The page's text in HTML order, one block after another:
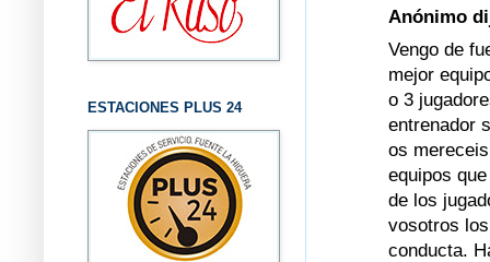
Anónimo
Vengo de
mejor
o 3
entrenador
os
equipos
de los
vosotros
conducta.
ESTACIONES PLUS 24